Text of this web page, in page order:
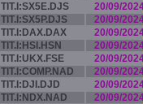
TIT.I:SX5E.DJS
20/09/
TIT.I:SX5P.DJS
20/09/
TIT.I:DAX.DAX
20/09/
TIT.I:HSI.HSN
20/09/
TIT.I:UKX.FSE
20/09/
TIT.I:COMP.NAD
20/09/
TIT.I:DJI.DJD
20/09/
TIT.I:NDX.NAD
20/09/